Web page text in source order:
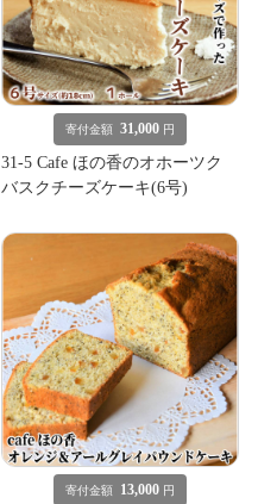
寄付金額 31,000 円
31-5 Cafe ほの香のオホーツク
バスクチーズケーキ(6号)
寄付金額 13,000 円